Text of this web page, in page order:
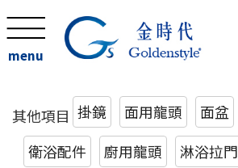
menu
其他項目 掛鏡 面用龍頭 面盆
衛浴配件
廚用龍頭 淋浴拉門